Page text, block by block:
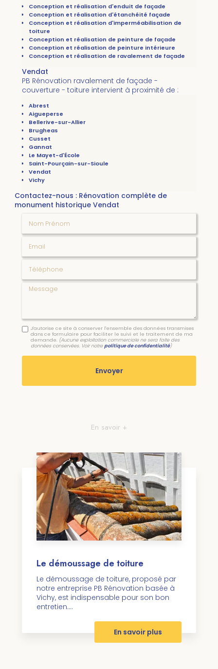
Conception et réalisation d'enduit de façade
Conception et réalisation d'étanchéité façade
Conception et réalisation d'imperméabilisation de
toiture
Conception et réalisation de peinture de façade
Conception et réalisation de peinture intérieure
Conception et réalisation de ravalement de façade
Vendat
PB Rénovation ravalement de façade -
couverture - toiture intervient à proximité de :
Abrest
Aigueperse
Bellerive-sur-Allier
Brugheas
Cusset
Gannat
Le Mayet-d'École
Saint-Pourçain-sur-Sioule
Vendat
Vichy
Contactez-nous : Rénovation complète de
monument historique Vendat
Message
J'autorise ce site à conserver l'ensemble des données transmises
dans ce formulaire pour faciliter le suivi et le traitement de ma
demande. (Aucune exploitation commerciale ne sera faite des
données conservées. Voir notrepolitique de confidentialité)
En savoir +
Le démoussage de toiture
Le démoussage de toiture, proposé par
notre entreprise PB Rénovation basée à
Vichy, est indispensable pour son bon
entretien....
En savoir plus